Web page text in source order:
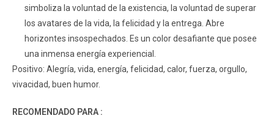
simboliza la voluntad de la existencia, la voluntad de superar
los avatares de la vida, la felicidad y la entrega. Abre
horizontes insospechados. Es un color desafiante que posee
una inmensa energía experiencial.
Positivo: Alegría, vida, energía, felicidad, calor, fuerza, orgullo,
vivacidad, buen humor.
RECOMENDADO PARA :